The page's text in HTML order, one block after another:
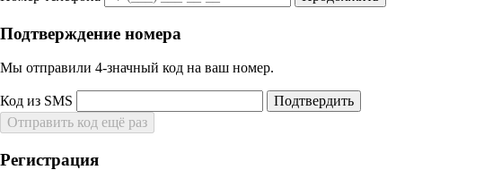
Подтверждение номера
Мы отправили 4‑значный код на ваш номер.
Код из SMS
Подтвердить
Отправить код ещё раз
Регистрация